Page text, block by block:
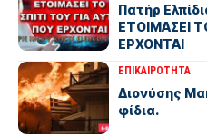
Πατήρ
ΕΤΟΙΜΑΣΕΙ
ΕΡΧΟΝΤΑΙ
ΕΠΙΚΑΙΡΟΤΗΤΑ
Διονύσης
φίδια.